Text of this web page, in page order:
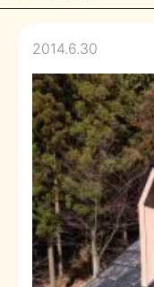
2014.6.30